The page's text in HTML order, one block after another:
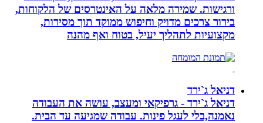
ורגישות. שמירה מלאה על האינטרסים של הלקוחות,
בירור צרכים מדויק וחיפוש ממוקד תוך מסירות,
מקצועיות לתהליך יעיל, בטוח ואף מהנה
דניאל ג`ירד
דניאל ג`ירד - גרפיקאי ומעצב, עושה את העבודה
נאמנה,בלי לעגל פינות. עבודה שמגיעה עד הבית.